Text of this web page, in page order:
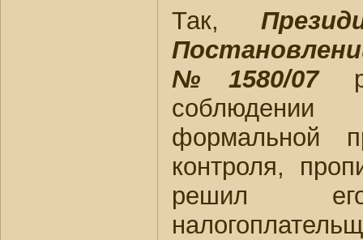
Так,
№1580/07
соблюдении
формальной
контроля,
решил